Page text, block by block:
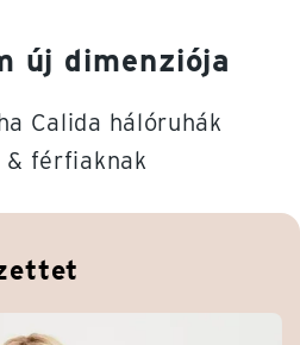
új dimenziója
Calida hálóruhák
& férfiaknak